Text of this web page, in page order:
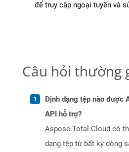
để truy cập ngoại tuyến và
Câu hỏi thường
Định dạng tệp nào được
API hỗ trợ?
Aspose.Total Cloud có
dạng tệp từ bất kỳ dòng